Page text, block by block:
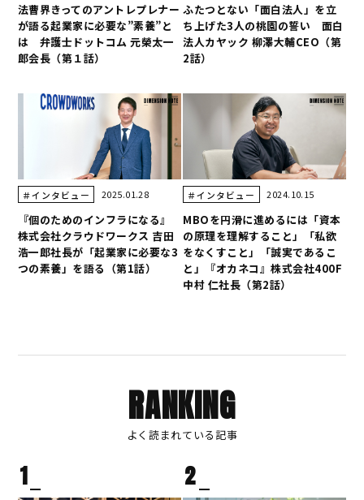
法曹界きってのアントレプレナー
が語る起業家に必要な”素養”と
は 弁護士ドットコム 元榮太一
郎会長（第１話）
ふたつとない「面白法人」を立
ち上げた3人の桃園の誓い 面白
法人カヤック 柳澤大輔CEO（第
2話）
＃インタビュー 2025.01.28
『個のためのインフラになる』
株式会社クラウドワークス 吉田
浩一郎社長が「起業家に必要な3
つの素養」を語る（第1話）
＃インタビュー 2024.10.15
MBOを円滑に進めるには「資本
の原理を理解すること」「私欲
をなくすこと」「誠実であるこ
と」『オカネコ』株式会社400F
中村 仁社長（第2話）
RANKING
よく読まれている記事
1 2